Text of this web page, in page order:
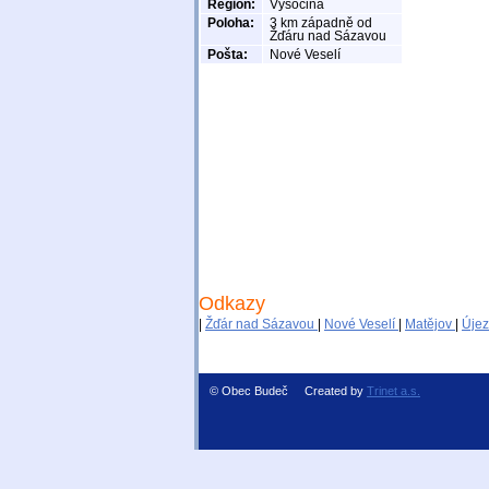
Region:
Vysočina
Poloha:
3 km západně od
Žďáru nad Sázavou
Pošta:
Nové Veselí
Odkazy
Žďár nad Sázavou Nové Veselí Matějov
© Obec Budeč Created by Trinet a.s.